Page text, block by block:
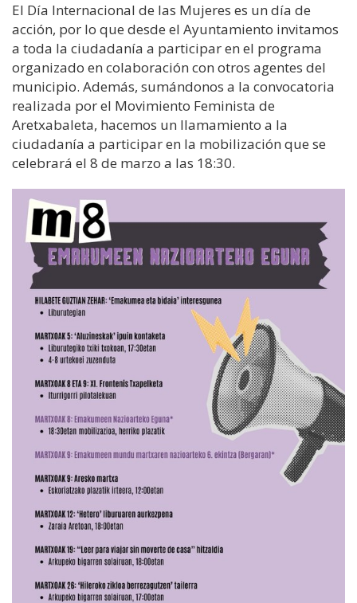
El Día Internacional de las Mujeres es un día de
acción, por lo que desde el Ayuntamiento invitamos
a toda la ciudadanía a participar en el programa
organizado en colaboración con otros agentes del
municipio. Además, sumándonos a la convocatoria
realizada por el Movimiento Feminista de
Aretxabaleta, hacemos un llamamiento a la
ciudadanía a participar en la mobilización que se
celebrará el 8 de marzo a las 18:30.